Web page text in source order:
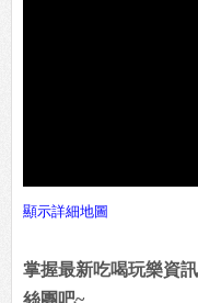
顯示詳細地圖
掌握最新吃喝玩樂資
絲團吧~